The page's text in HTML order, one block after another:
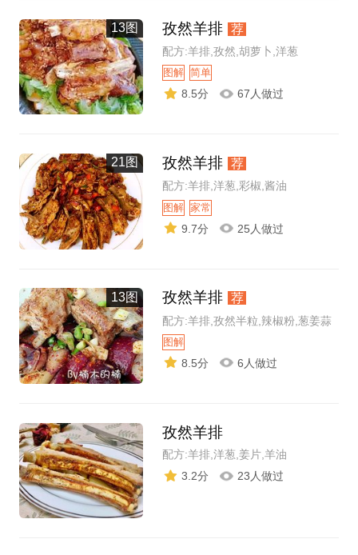
13图 孜然羊排 荐
配方:羊排,孜然,胡萝卜,洋葱
图解 简单
8.5分 67人做过
21图 孜然羊排 荐
配方:羊排,洋葱,彩椒,酱油
图解 家常
9.7分 25人做过
13图 孜然羊排 荐
配方:羊排,孜然半粒,辣椒粉,葱姜蒜
图解
8.5分 6人做过
孜然羊排
配方:羊排,洋葱,姜片,羊油
3.2分
23人做过